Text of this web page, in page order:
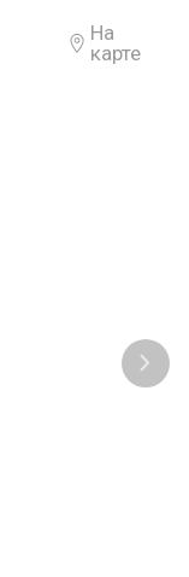
На
карте